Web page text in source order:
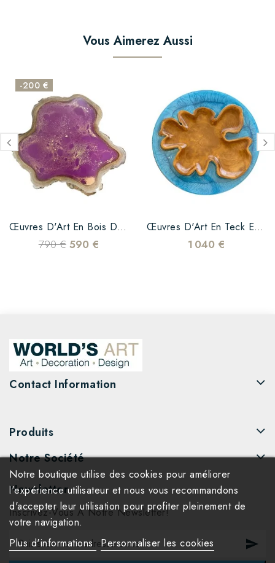
Vous Aimerez Aussi
Œuvres D'Art En Bois De...
790 €
-200 €
590 €
Œuvres D'Art En Teck Et...
1 040 €
Contact Information
Produits
Notre Société
Newsletter
Inscrivez-Vous À Notre Newsletter!
Notre boutique utilise des cookies pour améliorer
l'expérience utilisateur et nous vous recommandons
d'accepter leur utilisation pour profiter pleinement de
votre navigation.
Plus d'informations Personnaliser les cookies